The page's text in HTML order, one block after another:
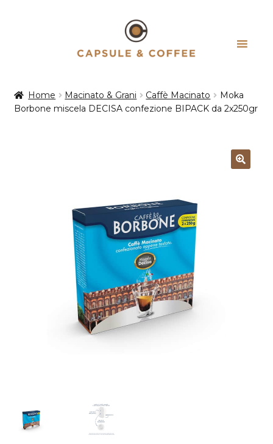
Home Macinato & Grani Caffè Macinato
Moka
Borbone miscela DECISA confezione BIPACK da 2x250gr